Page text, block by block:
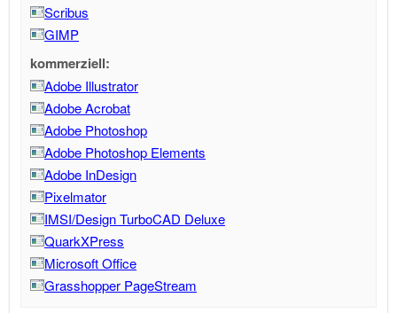
Scribus
GIMP
kommerziell:
Adobe Illustrator
Adobe Acrobat
Adobe Photoshop
Adobe Photoshop Elements
Adobe InDesign
Pixelmator
IMSI/Design TurboCAD Deluxe
QuarkXPress
Microsoft Office
Grasshopper PageStream